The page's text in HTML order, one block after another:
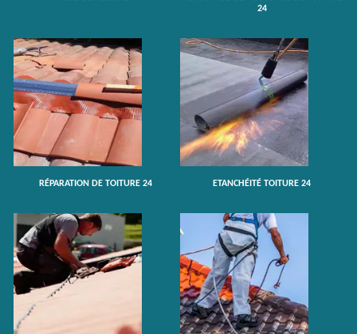
24
RÉPARATION DE TOITURE 24 ETANCHÉITÉ TOITURE 24